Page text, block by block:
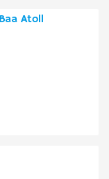
Atoll